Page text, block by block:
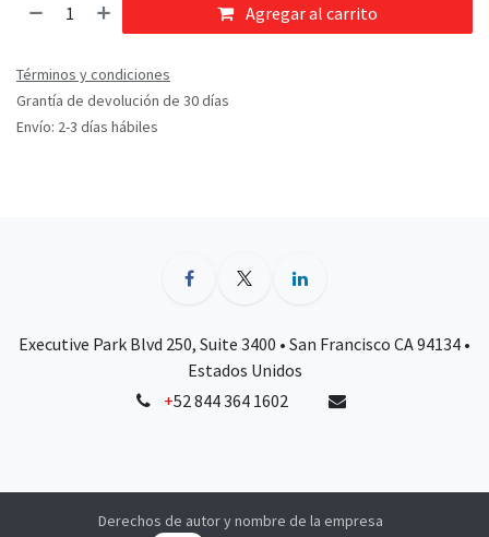
Agregar al carrito
Términos y condiciones
Grantía de devolución de 30 días
Envío: 2-3 días hábiles
Executive Park Blvd 250, Suite 3400 • San Francisco CA 94134 •
Estados Unidos
+52 844 364 1602
Derechos de autor y nombre de la empresa